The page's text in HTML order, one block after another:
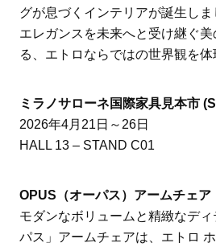
グが息づくインテリアが誕生し
エレガンスを未来へと受け継ぐ
る、エトロならではの世界観を体
ミラノサローネ国際家具見本市
2026年4月21日～26日
HALL 13 – STAND C01
OPUS（オーパス）アームチェア
モダンなボリュームと精緻なデ
パス」アームチェアは、エトロ